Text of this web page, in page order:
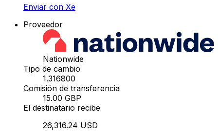
Enviar con Xe
Proveedor
Nationwide
Tipo de cambio
1.316800
Comisión de transferencia
15.00 GBP
El destinatario recibe
26,316.24 USD